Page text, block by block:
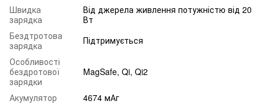
Швидка
зарядка
Від джерела живлення потужністю від 20
Вт
Бездтротова
зарядка
Підтримується
Особливості
бездротової
зарядки
MagSafe, Qi, Qi2
Акумулятор
4674 мАг